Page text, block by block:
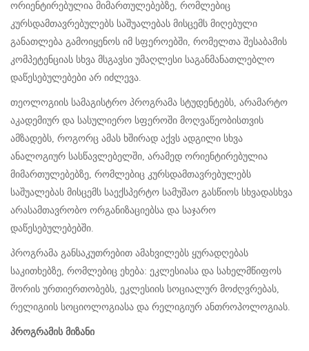
ორიენტირებულია მიმართულებებზე, რომლებიც
კურსდამთავრებულებს საშუალებას მისცემს მიღებული
განათლება გამოიყენოს იმ სფეროებში, რომელთა შესაბამის
კომპეტენციას სხვა მსგავსი უმაღლესი საგანმანათლებლო
დაწესებულებები არ იძლევა.
თეოლოგიის სამაგისტრო პროგრამა სტუდენტებს, არამარტო
აკადემიურ და სასულიერო სფეროში მოღვაწეობისთვის
ამზადებს, როგორც ამას ხშირად აქვს ადგილი სხვა
ანალოგიურ სასწავლებელში, არამედ ორიენტირებულია
მიმართულებებზე, რომლებიც კურსდამთავრებულებს
საშუალებას მისცემს საექსპერტო სამუშაო გასწიოს სხვადასხვა
არასამთავრობო ორგანიზაციებსა და საჯარო
დაწესებულებებში.
პროგრამა განსაკუთრებით ამახვილებს ყურადღებას
საკითხებზე, რომლებიც ეხება: ეკლესიასა და სახელმწიფოს
შორის ურთიერთობებს, ეკლესიის სოციალურ მოძღვრებას,
რელიგიის სოციოლოგიასა და რელიგიურ ანთროპოლოგიას.
პროგრამის მიზანი